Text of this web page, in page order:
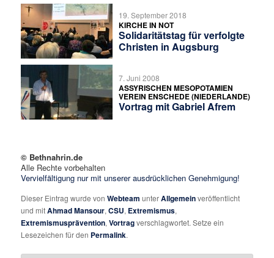
19. September 2018
KIRCHE IN NOT
Solidaritätstag für verfolgte
Christen in Augsburg
7. Juni 2008
ASSYRISCHEN MESOPOTAMIEN
VEREIN ENSCHEDE (NIEDERLANDE)
Vortrag mit Gabriel Afrem
© Bethnahrin.de
Alle Rechte vorbehalten
Vervielfältigung nur mit unserer ausdrücklichen Genehmigung!
Dieser Eintrag wurde vonWebteam unterAllgemeinveröffentlicht
und mitAhmad Mansour,CSU, Extremismus,
Extremismusprävention,Vortragverschlagwortet. Setze ein
Lesezeichen für den Permalink.